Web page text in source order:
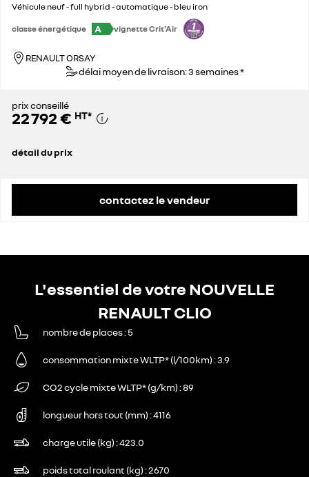
Véhicule neuf - full hybrid - automatique - bleu iron
classe énergétique A vignette Crit'Air
RENAULT ORSAY
délai moyen de livraison: 3 semaines *
prix conseillé
22 792 € HT*
détail du prix
contactez le vendeur
L'essentiel de votre NOUVELLE
RENAULT CLIO
nombre de places 5
consommation mixte WLTP* (l/100km) 3.9
CO2 cycle mixte WLTP* (g/km) 89
longueur hors tout (mm) 4116
charge utile (kg) 423.0
poids total roulant (kg) 2670